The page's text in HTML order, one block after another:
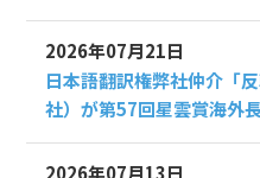
2026年07月21日
日本語翻訳権弊社仲介「
社）が第57回星雲賞海外
2026年07月13日